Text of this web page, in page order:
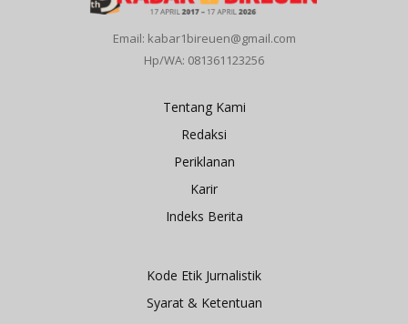
Email: kabar1bireuen@gmail.com
Hp/WA: 081361123256
Tentang Kami
Redaksi
Periklanan
Karir
Indeks Berita
Kode Etik Jurnalistik
Syarat & Ketentuan